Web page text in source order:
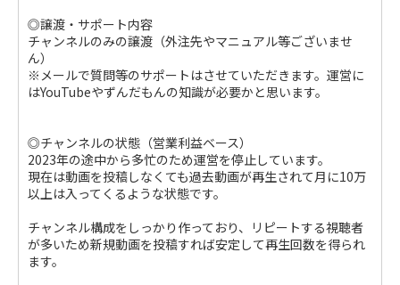
◎譲渡・サポート内容
チャンネルのみの譲渡（外注先やマニュアル等ございませ
ん）
※メールで質問等のサポートはさせていただきます。運営に
はYouTubeやずんだもんの知識が必要かと思います。
◎チャンネルの状態（営業利益ベース）
2023年の途中から多忙のため運営を停止しています。
現在は動画を投稿しなくても過去動画が再生されて月に10万
以上は入ってくるような状態です。
チャンネル構成をしっかり作っており、リピートする視聴者
が多いため新規動画を投稿すれば安定して再生回数を得られ
ます。